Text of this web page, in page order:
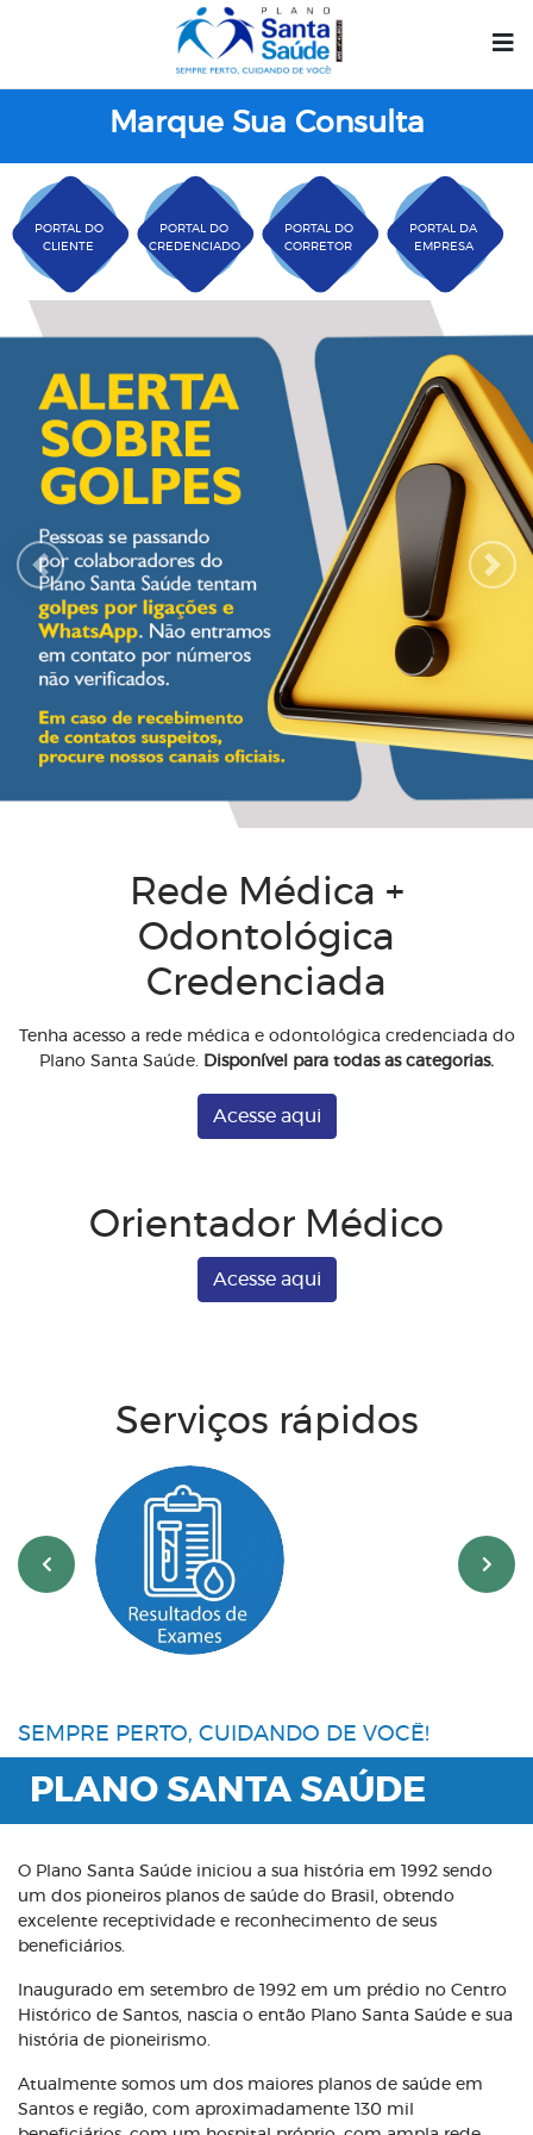
Marque Sua Consulta
PORTAL DO
CLIENTE
PORTAL DO
CREDENCIADO
PORTAL DO
CORRETOR
PORTAL DA
EMPRESA
Plano Santa Casa
Previous Next
Rede Médica +
Odontológica
Credenciada
Tenha acesso a rede médica e odontológica credenciada do
Plano Santa Saúde. Disponível para todas as categorias.
Acesse aqui
Orientador Médico
Acesse aqui
Serviços rápidos
‹ ›
SEMPRE PERTO, CUIDANDO DE VOCÊ!
PLANO SANTA SAÚDE
O Plano Santa Saúde iniciou a sua história em 1992 sendo
um dos pioneiros planos de saúde do Brasil, obtendo
excelente receptividade e reconhecimento de seus
beneficiários.
Inaugurado em setembro de 1992 em um prédio no Centro
Histórico de Santos, nascia o então Plano Santa Saúde e sua
história de pioneirismo.
Atualmente somos um dos maiores planos de saúde em
Santos e região, com aproximadamente 130 mil